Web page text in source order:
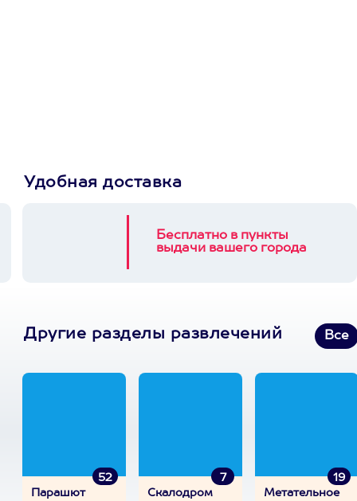
Удобная доставка
Бесплатно в пункты
выдачи вашего города
Другие разделы развлечений Все
52
Парашют
7
Скалодром
19
Метательное